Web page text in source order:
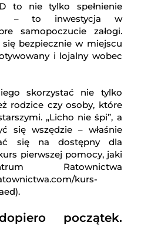
to nie tylko spełnienie
– to inwestycja w
samopoczucie załogi.
bezpiecznie w miejscu
i lojalny wobec
skorzystać nie tylko
rodzice czy osoby, które
„Licho nie śpi”, a
się wszędzie – właśnie
się na dostępny dla
pierwszej pomocy, jaki
Ratownictwa
kurs-
początek.